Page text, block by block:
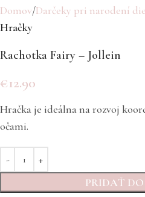
Domov Darčeky pri narodení
Hračky
Rachotka Fairy – Jollein
€12.90
Hračka je ideálna na rozvoj
očami.
PRIDAŤ